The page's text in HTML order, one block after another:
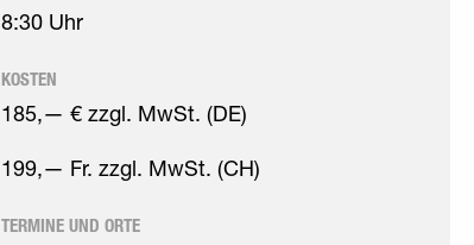
8:30 Uhr
KOSTEN
185,— € zzgl. MwSt. (DE)
199,— Fr. zzgl. MwSt. (CH)
TERMINE UND ORTE